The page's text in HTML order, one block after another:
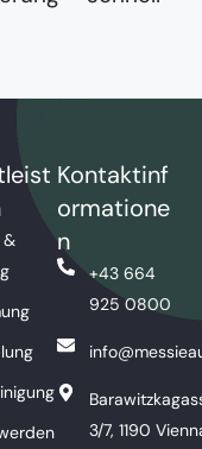
&
Kontaktinf
ormatione
n
+43 664
925 0800
3/7, 1190